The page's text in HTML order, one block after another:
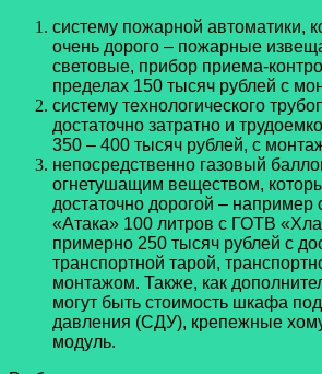
систему пожарной автоматики,
очень дорого – пожарные
световые, прибор приема-
пределах 150 тысяч рублей с
систему технологического
достаточно затратно и
350 – 400 тысяч рублей, с
непосредственно газовый
огнетушащим веществом,
достаточно дорогой – например
«Атака» 100 литров с ГОТВ
примерно 250 тысяч рублей с
транспортной тарой,
монтажом. Также, как
могут быть стоимость шкафа
давления (СДУ), крепежные
модуль.